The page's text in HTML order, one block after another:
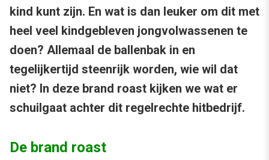
kind kunt zijn. En wat is dan leuker om dit met
heel veel kindgebleven jongvolwassenen te
doen? Allemaal de ballenbak in en
tegelijkertijd steenrijk worden, wie wil dat
niet? In deze brand roast kijken we wat er
schuilgaat achter dit regelrechte hitbedrijf.
De brand roast